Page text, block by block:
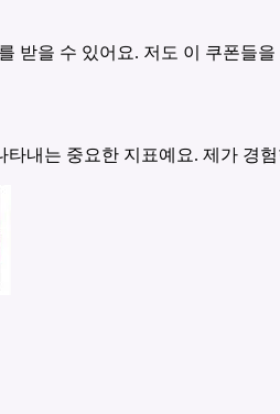
받을 수 있어요. 저도 이 쿠폰들
내는 중요한 지표예요. 제가 경